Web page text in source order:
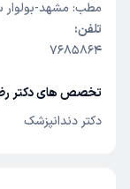
مطب: مشهد-بولوار
تلفن:
7685864
تخصص های دکتر
دکتر دندانپزشک